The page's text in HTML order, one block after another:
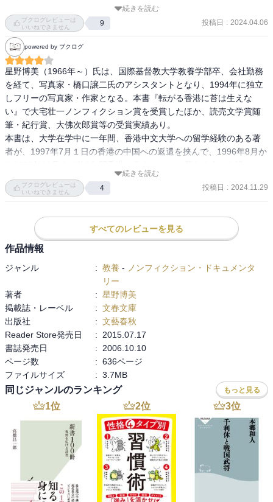
そして、返還前後の香港の空気感を確認できたのもよかった。中国
に返還されることによる楽観論も悲観論も右往左往していたあの
頃。25年くらいがたって、いまの香港のことを思えば悲観論が勝っ
てしまったような気がする。ただ、それでもきょうも香港は生きて
転がり続けているはず。
この本に出てきた著者の友人・知人の人たち、いまはどうしている
んだろう。特に子俊とか肖連といった若い人たちのその後を知りた
い。
続きを読む
ブクログレビューは
いいねできません
9 投稿日 : 2024.04.06
powered by ブクログ
星野博美（1966年～）氏は、国際基督教大学教養学部卒、会社勤務
を経て、写真家・橋口譲二氏のアシスタントとなり、1994年に独立
しフリーの写真家・作家となる。本書『転がる香港に苔は生えな
い』で大宅壮一ノンフィクション賞を受賞したほか、読売文学賞随
筆・紀行賞、大佛次郎賞等の受賞実績あり。
本書は、大学在学中に一年間、香港中文大学への留学経験のある著
者が、1997年7月１日の香港の中国への返還を挟んで、1996年8月か
ノンフィクションである。2000年出版、2006年文庫化。
私はノンフィクション物を好んで読み、しばしば新古書店で過去の
て入手した一冊である。
私はこれまで香港を二度訪れたことがあり、その1回目は、中国への
返還から十年以上経った2010年で、当時は、返還時の中国側の約束
たはずである。その後、2014年には、次期香港特別行政区行政長官
選挙に関する中国政府の決定に端を発した「雨傘運動」が、更に、
2019～20年には、逃亡犯条例改正案をきっかけにした民主化デモが
起こったが、私はその間、香港に関するTVや新聞の報道を、高い関
心を持って見ていたし、それらに関係する『香港デモ戦記』（小川
善照著）などの本も読んできた。しかし、現在の香港の状況を見る
と、50年間約束されていたはずの自治は、事実上剥奪されてしまっ
たと言え、世界の関心は、既に香港から台湾に移ってしまってい
る。
他方、本書の舞台は、上記の通り1997年の中国返還前後の香港であ
る。当時、典型的な香港の街中のアパートに住み、毎日街の食堂に
通い、多数の普通の香港人と付き合う著者が見た香港は、大半が他
の土地から流れてきた人々の集まった、混沌とし、常に摩擦を生じ
させながらも、未曽有の活力を持ち、多様性を受け入れる場所だっ
た。その香港を、著者は「好むと好まざるにかかわらず、まるで崖
から転げ落ちる石のように、彼らは転がり続けてきた。」と書いて
いる。対して、我々日本人を、「千代に八千代にさざれ石の巌とな
りて苔のむすまで変わらない安定を望む人々」とも書いている。
続きを読む
ブクログレビューは
いいねできません
4 投稿日 : 2024.11.29
すべてのレビューを見る
作品情報
ジャンル : 教養 - ノンフィクション・ドキュメンタ
リー
著者
: 星野博美
掲載誌・レーベル
: 文春文庫
出版社
: 文藝春秋
Reader Store発売日
:
2015.07.17
書誌発売日
:
2006.10.10
ページ数
: 636ページ
ファイルサイズ
: 3.7MB
同じジャンルのランキング もっと見る
1位 2位 3位